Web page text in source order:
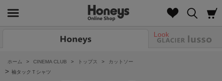
Look
ホーム > CINEMA CLUB > トップス > カットソー
> 袖タックＴシャツ